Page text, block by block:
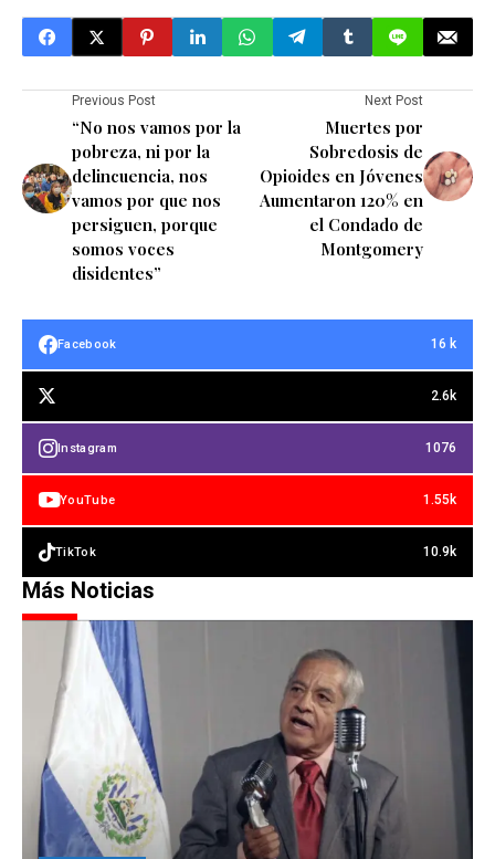
Previous Post
“No nos vamos por la
pobreza, ni por la
delincuencia, nos
vamos por que nos
persiguen, porque
somos voces
disidentes”
Next Post
Muertes por
Sobredosis de
Opioides en Jóvenes
Aumentaron 120% en
el Condado de
Montgomery
Facebook 16 k
2.6k
Instagram 1076
YouTube 1.55k
TikTok 10.9k
Más Noticias